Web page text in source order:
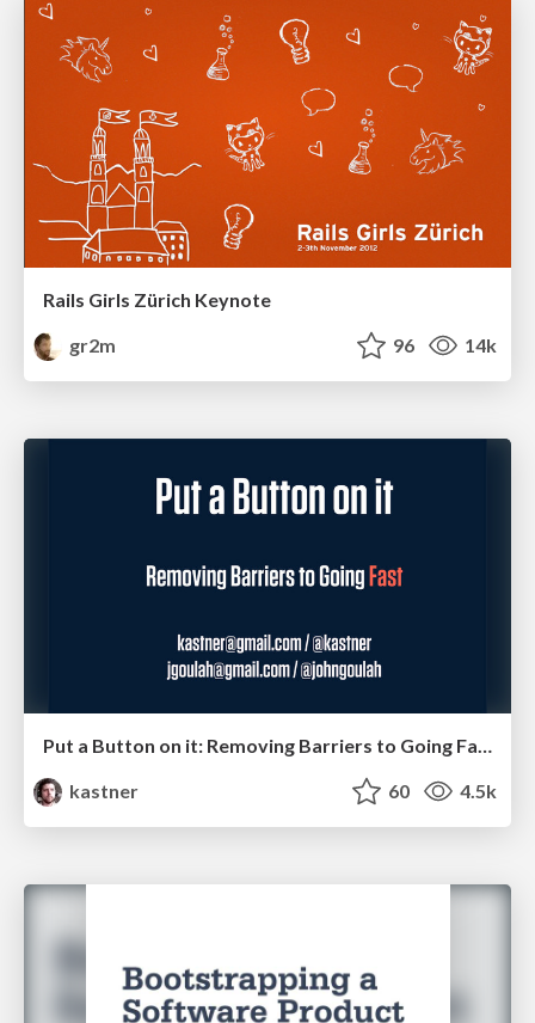
Rails Girls Zürich Keynote
gr2m
96 14k
kastner
60 4.5k